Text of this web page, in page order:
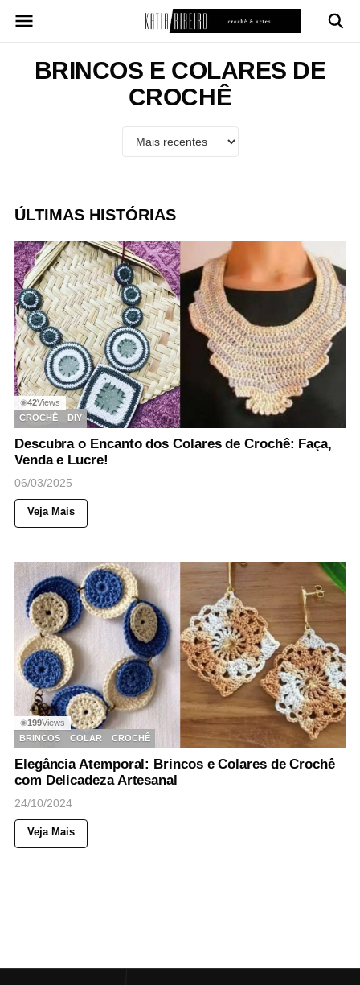
para
conteúdoBRINCOS E COLARES DE
CROCHÊ
ÚLTIMAS HISTÓRIAS
◉42Views
CROCHÊ
DIY
Descubra o Encanto dos Colares de Crochê: Faça,
Venda e Lucre!
06/03/2025
Veja Mais
◉199Views
BRINCOS
COLAR CROCHÊ
Elegância Atemporal: Brincos e Colares de Crochê
com Delicadeza Artesanal
24/10/2024
Veja Mais